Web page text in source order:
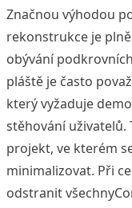
Značnou výhodou
rekonstrukce je
obývání
pláště je často
který vyžaduje
stěhování uživatelů.
projekt, ve kterém
minimalizovat. Při
odstranit všechny